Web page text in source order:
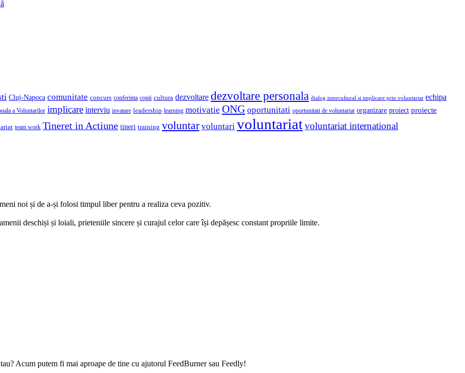
Cluj-Napoca comunitate concurs conferinta copii cultura dezvoltare dezvoltare personala dialog intercultural si implicare prin voluntariat echipa
a Voluntarilor implicare interviu invatare leadership learning motivatie ONG oportunitati oportunitati de voluntariat organizare proiect proiecte
team work Tineret in Actiune tineri training voluntar voluntari voluntariatvoluntariat international
noi și de a-și folosi timpul liber pentru a realiza ceva pozitiv.
deschiși și loiali, prieteniile sincere și curajul celor care își depășesc constant propriile limite.
Acum putem fi mai aproape de tine cu ajutorul FeedBurner sau Feedly!